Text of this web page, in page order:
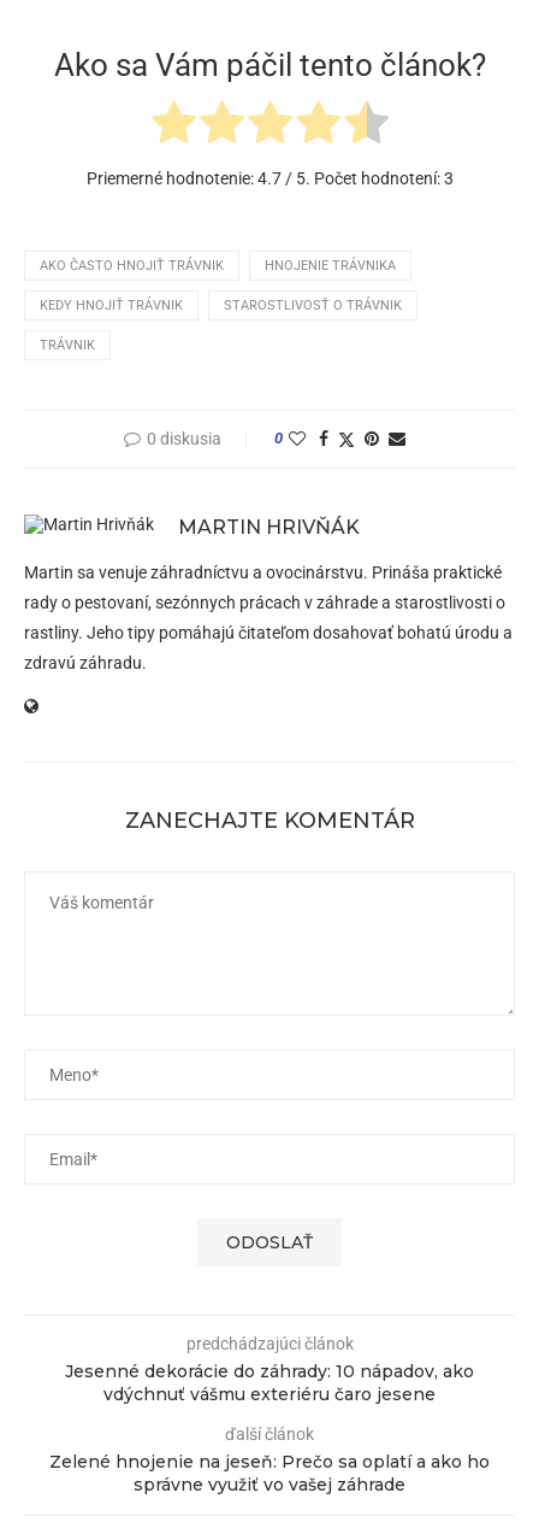
Ako sa Vám páčil tento článok?
Priemerné hodnotenie:4.7/ 5. Počet hodnotení:3
AKO ČASTO HNOJIŤ TRÁVNIK HNOJENIE TRÁVNIKA
KEDY HNOJIŤ TRÁVNIK STAROSTLIVOSŤ O TRÁVNIK
TRÁVNIK
0 diskusia 0
MARTIN HRIVŇÁK
Martin sa venuje záhradníctvu a ovocinárstvu. Prináša praktické
rady o pestovaní, sezónnych prácach v záhrade a starostlivosti o
rastliny. Jeho tipy pomáhajú čitateľom dosahovať bohatú úrodu a
zdravú záhradu.
ZANECHAJTE KOMENTÁR
predchádzajúci článok
Jesenné dekorácie do záhrady: 10 nápadov, ako
vdýchnuť vášmu exteriéru čaro jesene
ďalší článok
Zelené hnojenie na jeseň: Prečo sa oplatí a ako ho
správne využiť vo vašej záhrade